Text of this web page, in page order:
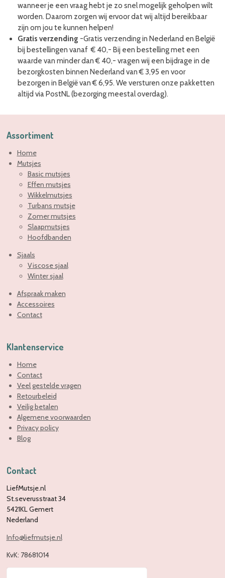
wanneer je een vraag hebt je zo snel mogelijk geholpen wilt
worden. Daarom zorgen wij ervoor dat wij altijd bereikbaar
zijn om jou te kunnen helpen!
Gratis verzending -Gratis verzending in Nederland en België
bij bestellingen vanaf € 40,- Bij een bestelling met een
waarde van minder dan € 40,- vragen wij een bijdrage in de
bezorgkosten binnen Nederland van € 3,95 en voor
bezorgen in België van € 6,95. We versturen onze pakketten
altijd via PostNL (bezorging meestal overdag).
Assortiment
Home
Mutsjes
Basic mutsjes
Effen mutsjes
Wikkelmutsjes
Turbans mutsje
Zomer mutsjes
Slaapmutsjes
Hoofdbanden
Sjaals
Viscose sjaal
Winter sjaal
Afspraak maken
Accessoires
Contact
Klantenservice
Home
Contact
Veel gestelde vragen
Retourbeleid
Veilig betalen
Algemene voorwaarden
Privacy policy
Blog
Contact
LiefMutsje.nl
St.severusstraat 34
5421KL Gemert
Nederland
Info@liefmutsje.nl
KvK: 78681014